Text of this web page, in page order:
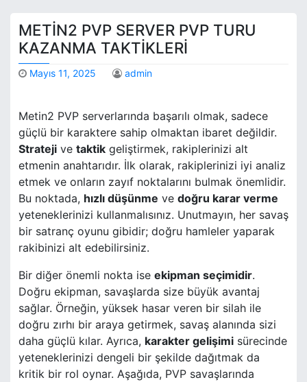
METIN2 PVP SERVER PVP TURU
KAZANMA TAKTIKLERI
Mayıs 11, 2025 admin
Metin2 PVP serverlarında başarılı olmak, sadece
güçlü bir karaktere sahip olmaktan ibaret değildir.
Strateji ve taktik geliştirmek, rakiplerinizi alt
etmenin anahtarıdır. İlk olarak, rakiplerinizi iyi analiz
etmek ve onların zayıf noktalarını bulmak önemlidir.
Bu noktada, hızlı düşünme ve doğru karar verme
yeteneklerinizi kullanmalısınız. Unutmayın, her savaş
bir satranç oyunu gibidir; doğru hamleler yaparak
rakibinizi alt edebilirsiniz.
Bir diğer önemli nokta ise ekipman seçimidir.
Doğru ekipman, savaşlarda size büyük avantaj
sağlar. Örneğin, yüksek hasar veren bir silah ile
doğru zırhı bir araya getirmek, savaş alanında sizi
daha güçlü kılar. Ayrıca, karakter gelişimi sürecinde
yeteneklerinizi dengeli bir şekilde dağıtmak da
kritik bir rol oynar. Aşağıda, PVP savaşlarında